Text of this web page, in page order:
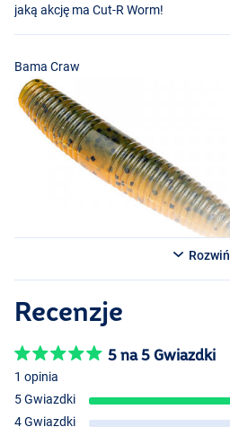
jaką akcję ma Cut-R Worm!
Bama Craw
Rozwiń
Recenzje
5 na 5 Gwiazdki
1 opinia
5 Gwiazdki
4 Gwiazdki